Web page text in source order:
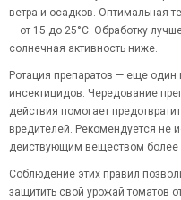
ветра и осадков. Оптимальная
— от 15 до 25°C. Обработку
солнечная активность ниже.
Ротация препаратов — еще
инсектицидов. Чередование
действия помогает
вредителей. Рекомендуется не
действующим веществом более
Соблюдение этих правил
защитить свой урожай томатов